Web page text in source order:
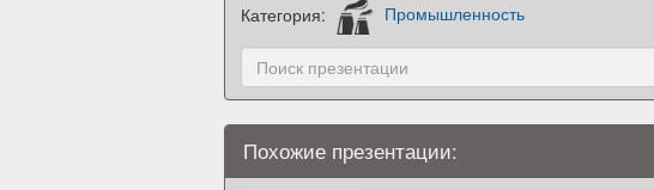
Категория: Промышленность
Похожие презентации: